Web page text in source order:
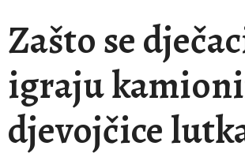
Zašto se
igraju
djevojčice